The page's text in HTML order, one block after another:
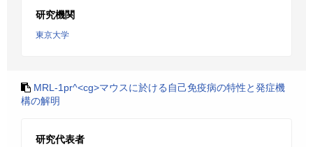
研究機関
東京大学
MRL-1pr^<cg>マウスに於ける自己免疫病の特性と発症機
構の解明
研究代表者